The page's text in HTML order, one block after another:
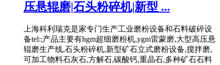
压悬辊磨|石头粉碎机|新型 ...
上海科利瑞克是家专门生产工业磨粉设备和石料破碎设
备tel:;产品主要有hgm超细磨粉机,ygm雷蒙磨,大型高压悬
辊磨生产线,石头粉碎机,新型矿石立式磨粉设备,搅拌磨,
可加工物料石灰石,方解石,碳酸钙,重晶石,多种矿石石料